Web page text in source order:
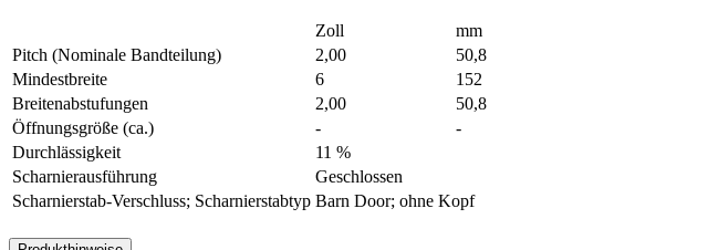
Zoll
mm
Pitch (Nominale Bandteilung)
2,00
50,8
Mindestbreite
6
152
Breitenabstufungen
2,00
50,8
Öffnungsgröße (ca.)
-
-
Durchlässigkeit
11 %
Scharnierausführung
Geschlossen
Scharnierstab-Verschluss; Scharnierstabtyp Barn Door; ohne Kopf